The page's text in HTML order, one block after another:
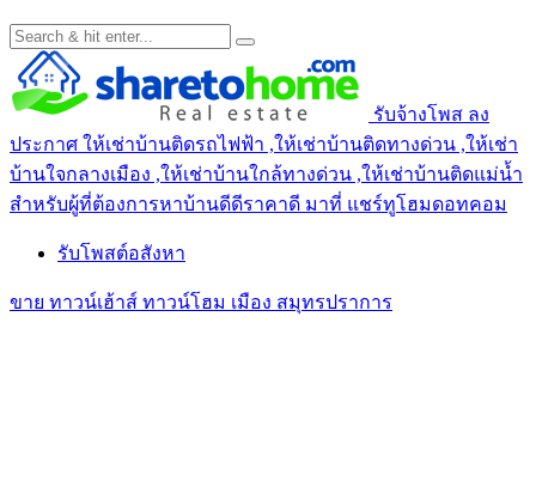
รับจ้างโพส ลง
ประกาศ ให้เช่าบ้านติดรถไฟฟ้า ,ให้เช่าบ้านติดทางด่วน ,ให้เช่า
บ้านใจกลางเมือง ,ให้เช่าบ้านใกล้ทางด่วน ,ให้เช่าบ้านติดแม่น้ำ
สำหรับผู้ที่ต้องการหาบ้านดีดีราคาดี มาที่ แชร์ทูโฮมดอทคอม
รับโพสต์อสังหา
ขาย ทาวน์เฮ้าส์ ทาวน์โฮม เมือง สมุทรปราการ